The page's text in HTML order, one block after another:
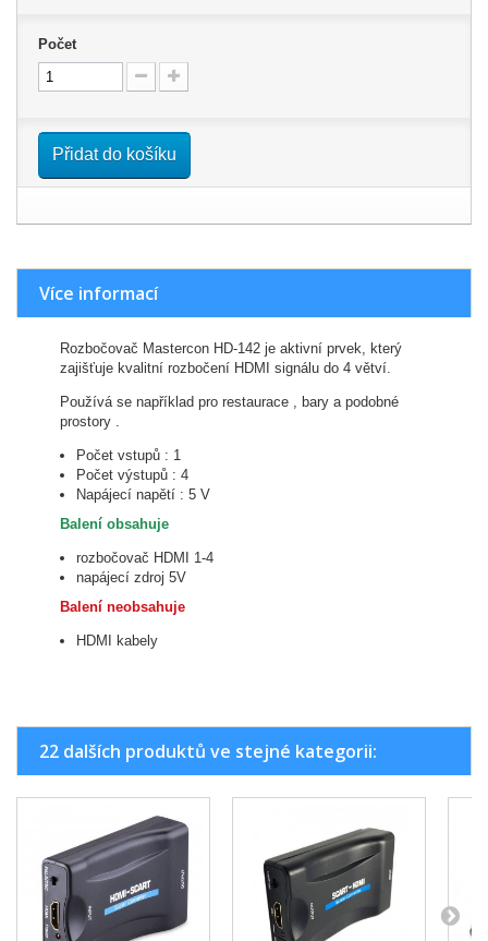
Počet
Přidat do košíku
Více informací
Rozbočovač Mastercon HD-142 je aktivní prvek, který
zajišťuje kvalitní rozbočení HDMI signálu do 4 větví.
Používá se například pro restaurace , bary a podobné
prostory .
Počet vstupů : 1
Počet výstupů : 4
Napájecí napětí : 5 V
Balení obsahuje
rozbočovač HDMI 1-4
napájecí zdroj 5V
Balení neobsahuje
HDMI kabely
22 dalších produktů ve stejné kategorii: